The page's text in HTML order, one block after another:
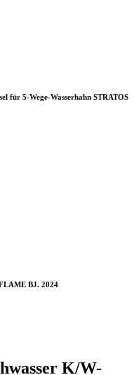
für 5-Wege-Wasserhahn STRATOS
BJ. 2024
K/W-